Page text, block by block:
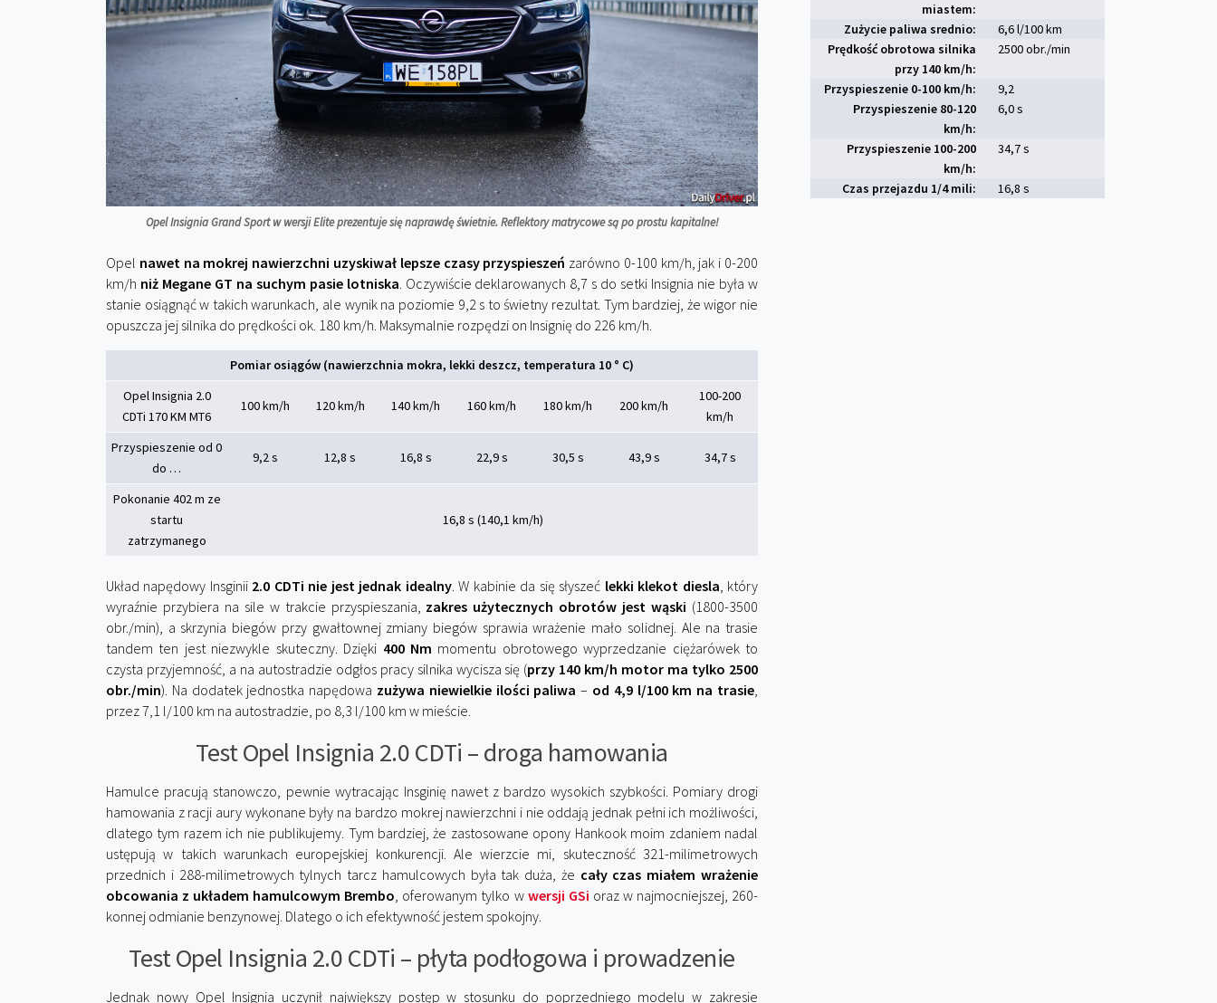
Opel Insignia Grand Sport w wersji Elite prezentuje się naprawdę świetnie. Reflektory matrycowe są po prostu kapitalne!
Opel nawet na mokrej nawierzchni uzyskiwał lepsze czasy przyspieszeń zarówno 0-100 km/h, jak i 0-200
km/h niż Megane GT na suchym pasie lotniska. Oczywiście deklarowanych 8,7 s do setki Insignia nie była w
stanie osiągnąć w takich warunkach, ale wynik na poziomie 9,2 s to świetny rezultat. Tym bardziej, że wigor nie
opuszcza jej silnika do prędkości ok. 180 km/h. Maksymalnie rozpędzi on Insignię do 226 km/h.
Pomiar osiągów (nawierzchnia mokra, lekki deszcz, temperatura 10 ° C)
Opel Insignia 2.0
CDTi 170 KM MT6
100 km/h 120 km/h 140 km/h 160 km/h 180 km/h 200 km/h
100-200
km/h
Przyspieszenie od 0
do …
9,2 s 12,8 s 16,8 s 22,9 s 30,5 s 43,9 s 34,7 s
Pokonanie 402 m ze
startu
zatrzymanego
16,8 s (140,1 km/h)
Układ napędowy Insginii 2.0 CDTi nie jest jednak idealny. W kabinie da się słyszeć lekki klekot diesla, który
wyraźnie przybiera na sile w trakcie przyspieszania, zakres użytecznych obrotów jest wąski (1800-3500
obr./min), a skrzynia biegów przy gwałtownej zmiany biegów sprawia wrażenie mało solidnej. Ale na trasie
tandem ten jest niezwykle skuteczny. Dzięki 400 Nm momentu obrotowego wyprzedzanie ciężarówek to
czysta przyjemność, a na autostradzie odgłos pracy silnika wycisza się (przy 140 km/h motor ma tylko 2500
obr./min). Na dodatek jednostka napędowa zużywa niewielkie ilości paliwa – od 4,9 l/100 km na trasie,
przez 7,1 l/100 km na autostradzie, po 8,3 l/100 km w mieście.
Test Opel Insignia 2.0 CDTi – droga hamowania
Hamulce pracują stanowczo, pewnie wytracając Insginię nawet z bardzo wysokich szybkości. Pomiary drogi
hamowania z racji aury wykonane były na bardzo mokrej nawierzchni i nie oddają jednak pełni ich możliwości,
dlatego tym razem ich nie publikujemy. Tym bardziej, że zastosowane opony Hankook moim zdaniem nadal
ustępują w takich warunkach europejskiej konkurencji. Ale wierzcie mi, skuteczność 321-milimetrowych
przednich i 288-milimetrowych tylnych tarcz hamulcowych była tak duża, że cały czas miałem wrażenie
obcowania z układem hamulcowym Brembo, oferowanym tylko w wersji GSi oraz w najmocniejszej, 260-
konnej odmianie benzynowej. Dlatego o ich efektywność jestem spokojny.
Test Opel Insignia 2.0 CDTi – płyta podłogowa i prowadzenie
Jednak nowy Opel Insignia uczynił największy postęp w stosunku do poprzedniego modelu w zakresie
miastem:
Zużycie paliwa srednio:
6,6 l/100 km
Prędkość obrotowa silnika
przy 140 km/h:
2500 obr./min
Przyspieszenie 0-100 km/h:
9,2
Przyspieszenie 80-120
km/h:
6,0 s
Przyspieszenie 100-200
km/h:
34,7 s
Czas przejazdu 1/4 mili: 16,8 s